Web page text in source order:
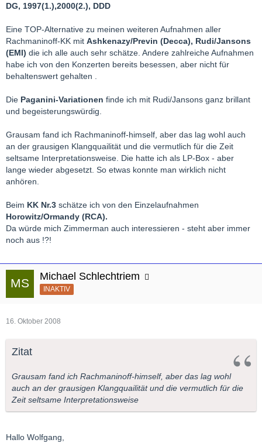
DG, 1997(1.),2000(2.), DDD
Eine TOP-Alternative zu meinen weiteren Aufnahmen aller
Rachmaninoff-KK mit Ashkenazy/Previn (Decca), Rudi/Jansons
(EMI) die ich alle auch sehr schätze. Andere zahlreiche Aufnahmen
habe ich von den Konzerten bereits besessen, aber nicht für
behaltenswert gehalten .
Die Paganini-Variationen finde ich mit Rudi/Jansons ganz brillant
und begeisterungswürdig.
Grausam fand ich Rachmaninoff-himself, aber das lag wohl auch
an der grausigen Klangquailität und die vermutlich für die Zeit
seltsame Interpretationsweise. Die hatte ich als LP-Box - aber
lange wieder abgesetzt. So etwas konnte man wirklich nicht
anhören.
Beim KK Nr.3 schätze ich von den Einzelaufnahmen
Horowitz/Ormandy (RCA).
Da würde mich Zimmerman auch interessieren - steht aber immer
noch aus !?!
Michael Schlechtriem
INAKTIV
16. Oktober 2008
Zitat
Grausam fand ich Rachmaninoff-himself, aber das lag wohl
auch an der grausigen Klangquailität und die vermutlich für die
Zeit seltsame Interpretationsweise
Hallo Wolfgang,